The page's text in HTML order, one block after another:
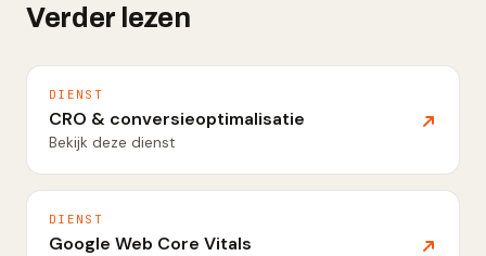
Verder lezen
DIENST
CRO & conversieoptimalisatie
Bekijk deze dienst
DIENST
Google Web Core Vitals